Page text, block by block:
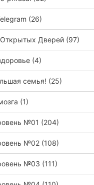
(26)
Дверей (97)
(4)
семья! (25)
(1)
№01 (204)
№02 (108)
№03 (111)